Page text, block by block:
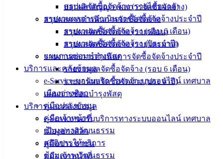
สรุปผลจัดซื้อจัดจ้าง (รายไตรมาส)
รายงานผลการดำเนินการจัดซื้อจัดจ้างประจำปี
รายงานผลจัดซื้อจัดจ้าง (รอบ 6 เดือน)
รายงานผลจัดซื้อจัดจ้าง (ประจำปี)
แผนการซ่อมบำรุงพัสดุ
บริการและคลังข้อมูล
e-Service ขอรับบริการทางระบบออนไลน์ เทศบาล
เมืองอ่างศิลา
คู่มือประชาชน
คู่มือเจ้าหน้าที่
ข้อมูลทางวัฒนธรรม
สถิติการให้บริการ
ข้อมูลทางวัฒนธรรม
บอกเลิกสัญญา (ผลการจัดซื้อจัดจ้าง)
สรุปผลการดำเนินการจัดซื้อจัดจ้าง
สรุปผลจัดซื้อจัดจ้าง (รายเดือน)
สรุปผลจัดซื้อจัดจ้าง (รายไตรมาส)
รายงานผลการดำเนินการจัดซื้อจัดจ้างประจำปี
รายงานผลจัดซื้อจัดจ้าง (รอบ 6 เดือน)
รายงานผลจัดซื้อจัดจ้าง (ประจำปี)
แผนการซ่อมบำรุงพัสดุ
บริการและคลังข้อมูล
e-Service ขอรับบริการทางระบบออนไลน์ เทศบาล
เมืองอ่างศิลา
คู่มือประชาชน
คู่มือเจ้าหน้าที่
สายตรง
นายก
ประวัติ
เทศบาล
ผู้บริหาร
และ
หัวหน้า
ส่วน
ราชการ